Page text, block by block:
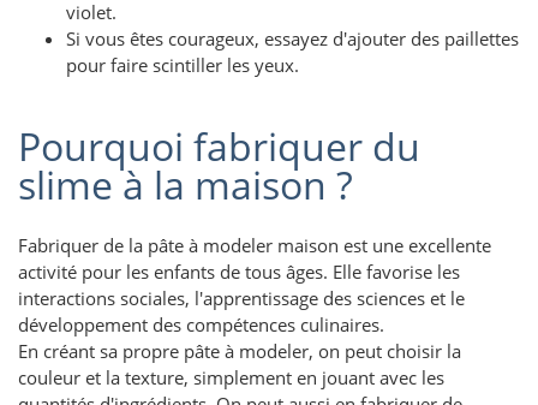
violet.
Si vous êtes courageux, essayez d'ajouter des paillettes
pour faire scintiller les yeux.
Pourquoi fabriquer du
slime à la maison ?
Fabriquer de la pâte à modeler maison est une excellente
activité pour les enfants de tous âges. Elle favorise les
interactions sociales, l'apprentissage des sciences et le
développement des compétences culinaires.
En créant sa propre pâte à modeler, on peut choisir la
couleur et la texture, simplement en jouant avec les